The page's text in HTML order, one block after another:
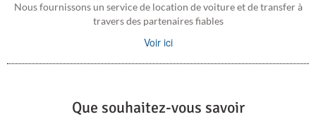
Nous fournissons un service de location de voiture et de transfer à
travers des partenaires fiables
Voir ici
Que souhaitez-vous savoir